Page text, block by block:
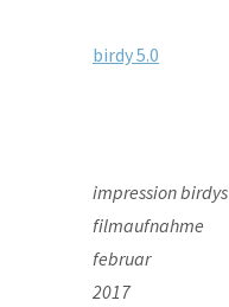
bir­dy 5.0
impres­si­on birdys
filmaufnahme
februar
2017